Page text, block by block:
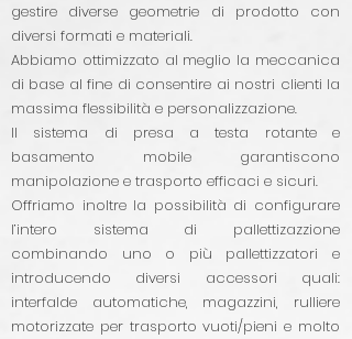
gestire diverse geometrie di prodotto con
diversi formati e materiali.
Abbiamo ottimizzato al meglio la meccanica
di base al fine di consentire ai nostri clienti la
massima flessibilità e personalizzazione.
Il sistema di presa a testa rotante e
basamento mobile garantiscono
manipolazione e trasporto efficaci e sicuri.
Offriamo inoltre la possibilità di configurare
l’intero sistema di pallettizazzione
combinando uno o più pallettizzatori e
introducendo diversi accessori quali:
interfalde automatiche, magazzini, rulliere
motorizzate per trasporto vuoti/pieni e molto